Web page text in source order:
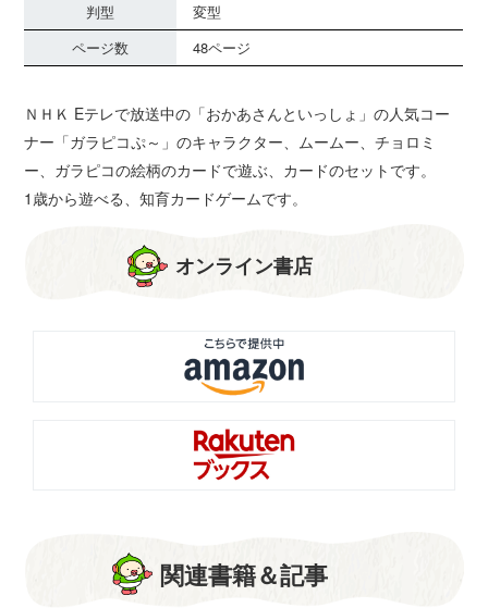
判型
変型
ページ数
48ページ
ＮＨＫ Eテレで放送中の「おかあさんといっしょ」の人気コー
ナー「ガラピコぷ～」のキャラクター、ムームー、チョロミ
ー、ガラピコの絵柄のカードで遊ぶ、カードのセットです。
1歳から遊べる、知育カードゲームです。
オンライン書店
関連書籍＆記事